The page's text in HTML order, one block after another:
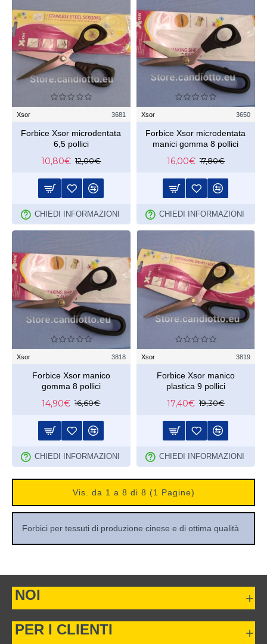
Forbici per tessuti di produzione cinese e di ottima qualità
Xsor 3681
Forbice Xsor microdentata
6,5 pollici
10,80€ 12,00€
CHIEDI INFORMAZIONI
Xsor 3650
Forbice Xsor microdentata
manici gomma 8 pollici
16,00€ 17,80€
CHIEDI INFORMAZIONI
Xsor 3818
Forbice Xsor manico
gomma 8 pollici
14,90€ 16,60€
CHIEDI INFORMAZIONI
Xsor 3819
Forbice Xsor manico
plastica 9 pollici
17,40€ 19,30€
CHIEDI INFORMAZIONI
Vis. da 1 a 8 di 8 (1 Pagine)
NOI
PER I CLIENTI